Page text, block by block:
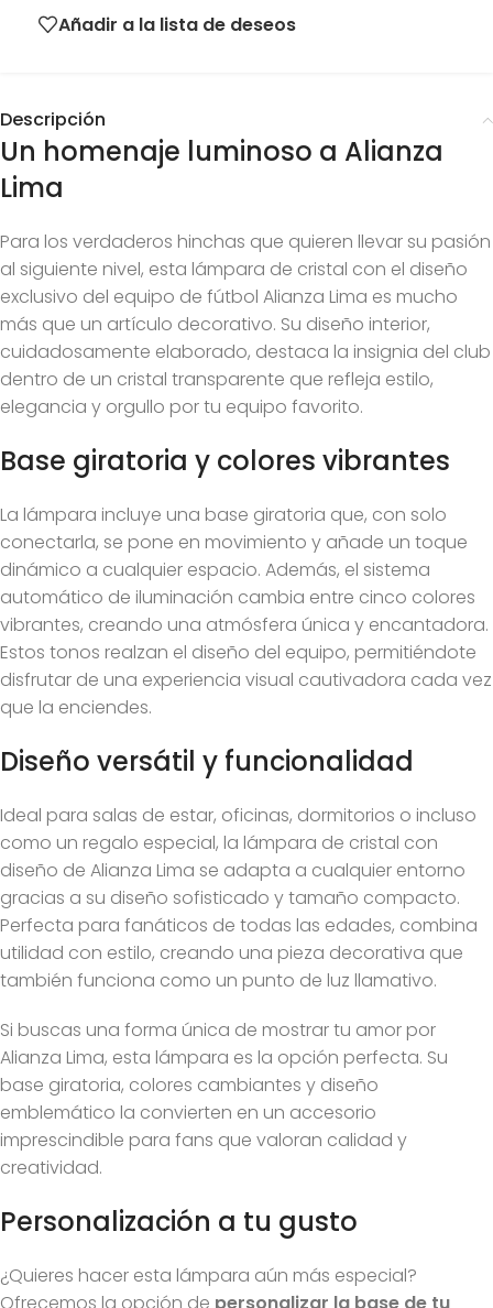
Añadir a la lista de deseos
Descripción
Un homenaje luminoso a Alianza
Lima
Para los verdaderos hinchas que quieren llevar su pasión
al siguiente nivel, esta lámpara de cristal con el diseño
exclusivo del equipo de fútbol Alianza Lima es mucho
más que un artículo decorativo. Su diseño interior,
cuidadosamente elaborado, destaca la insignia del club
dentro de un cristal transparente que refleja estilo,
elegancia y orgullo por tu equipo favorito.
Base giratoria y colores vibrantes
La lámpara incluye una base giratoria que, con solo
conectarla, se pone en movimiento y añade un toque
dinámico a cualquier espacio. Además, el sistema
automático de iluminación cambia entre cinco colores
vibrantes, creando una atmósfera única y encantadora.
Estos tonos realzan el diseño del equipo, permitiéndote
disfrutar de una experiencia visual cautivadora cada vez
que la enciendes.
Diseño versátil y funcionalidad
Ideal para salas de estar, oficinas, dormitorios o incluso
como un regalo especial, la lámpara de cristal con
diseño de Alianza Lima se adapta a cualquier entorno
gracias a su diseño sofisticado y tamaño compacto.
Perfecta para fanáticos de todas las edades, combina
utilidad con estilo, creando una pieza decorativa que
también funciona como un punto de luz llamativo.
Si buscas una forma única de mostrar tu amor por
Alianza Lima, esta lámpara es la opción perfecta. Su
base giratoria, colores cambiantes y diseño
emblemático la convierten en un accesorio
imprescindible para fans que valoran calidad y
creatividad.
Personalización a tu gusto
¿Quieres hacer esta lámpara aún más especial?